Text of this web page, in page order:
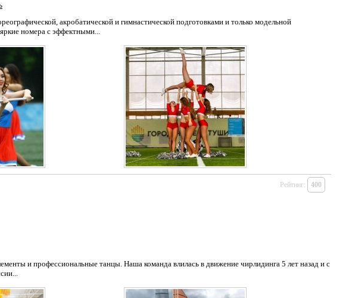
акробатической и гимнастической подготовками и только модельной
номера с эффектными...
и профессиональные танцы. Наша команда влилась в движение чирлидинга 5 лет назад и с
Рейтинг: 400